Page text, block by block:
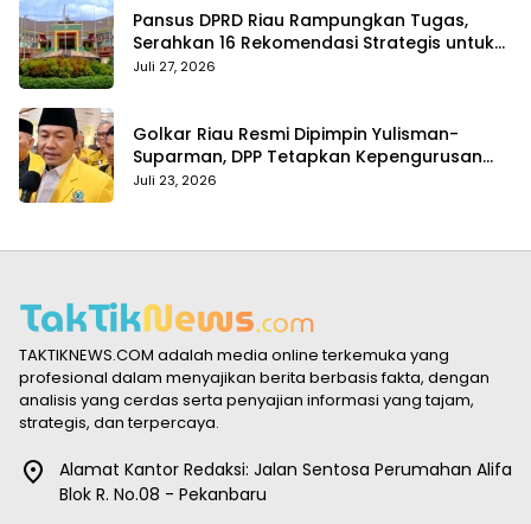
Pansus DPRD Riau Rampungkan Tugas,
Serahkan 16 Rekomendasi Strategis untuk
Dongkrak Pendapatan Daerah
Juli 27, 2026
Golkar Riau Resmi Dipimpin Yulisman-
Suparman, DPP Tetapkan Kepengurusan
Baru 2025–2030
Juli 23, 2026
TAKTIKNEWS.COM adalah media online terkemuka yang
profesional dalam menyajikan berita berbasis fakta, dengan
analisis yang cerdas serta penyajian informasi yang tajam,
strategis, dan terpercaya.
Alamat Kantor Redaksi: Jalan Sentosa Perumahan Alifa
Blok R. No.08 - Pekanbaru